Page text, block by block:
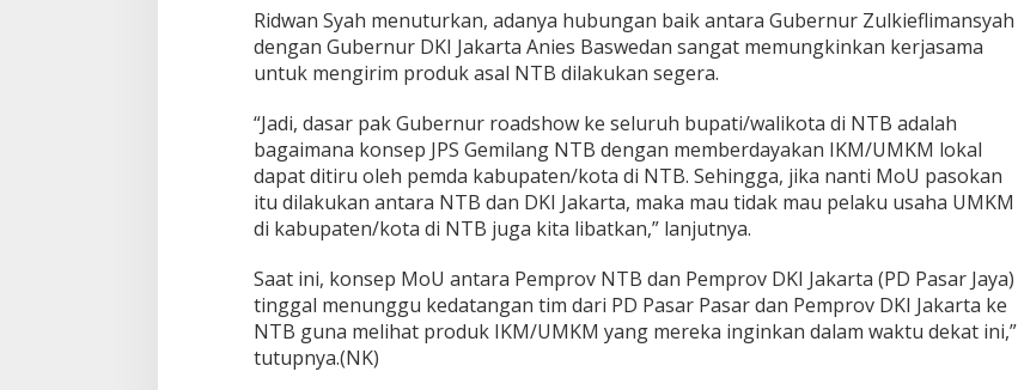
Ridwan Syah menuturkan, adanya hubungan baik antara Gubernur Zulkieflimansyah
dengan Gubernur DKI Jakarta Anies Baswedan sangat memungkinkan kerjasama
untuk mengirim produk asal NTB dilakukan segera.
“Jadi, dasar pak Gubernur roadshow ke seluruh bupati/walikota di NTB adalah
bagaimana konsep JPS Gemilang NTB dengan memberdayakan IKM/UMKM lokal
dapat ditiru oleh pemda kabupaten/kota di NTB. Sehingga, jika nanti MoU pasokan
itu dilakukan antara NTB dan DKI Jakarta, maka mau tidak mau pelaku usaha UMKM
di kabupaten/kota di NTB juga kita libatkan,” lanjutnya.
Saat ini, konsep MoU antara Pemprov NTB dan Pemprov DKI Jakarta (PD Pasar Jaya)
tinggal menunggu kedatangan tim dari PD Pasar Pasar dan Pemprov DKI Jakarta ke
NTB guna melihat produk IKM/UMKM yang mereka inginkan dalam waktu dekat ini,”
tutupnya.(NK)